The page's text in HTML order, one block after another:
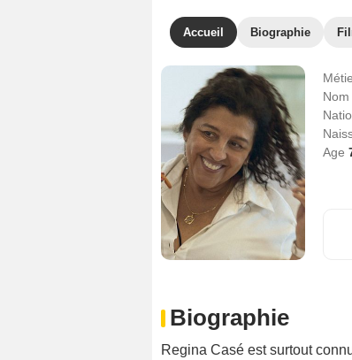
Accueil Biographie
Age
Biographie
Regina Casé est surtout